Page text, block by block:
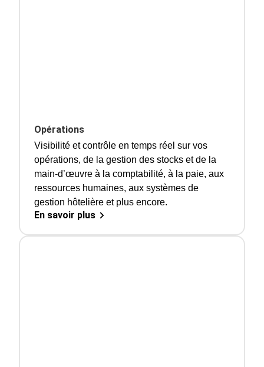
Opérations
Visibilité et contrôle en temps réel sur vos
opérations, de la gestion des stocks et de la
main-d’œuvre à la comptabilité, à la paie, aux
ressources humaines, aux systèmes de
gestion hôtelière et plus encore.
En savoir plus